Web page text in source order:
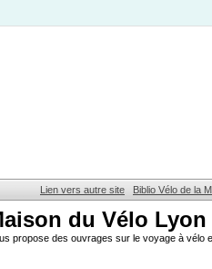
Lien vers autre site Biblio Vélo de la
du Vélo Lyon
propose des ouvrages sur le voyage à